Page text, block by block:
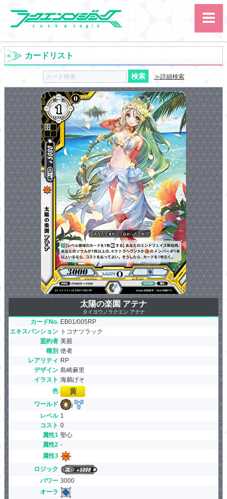
サイト内検索
カード ルール
大会
講習会
その他
カードリスト
≫詳細検索
太陽の楽園 アテナ
タイヨウノラクエン アテナ
カードNo. EB01/005RP
エキスパンション トコナツラック
盟約者 美親
種別 使者
レアリティ RP
デザイン 島崎麻里
イラスト 海鵜げそ
色
ワールド
/
レベル 1
コスト 0
属性1 聖心
属性2 -
属性3
ロジック
パワー 3000
オーラ